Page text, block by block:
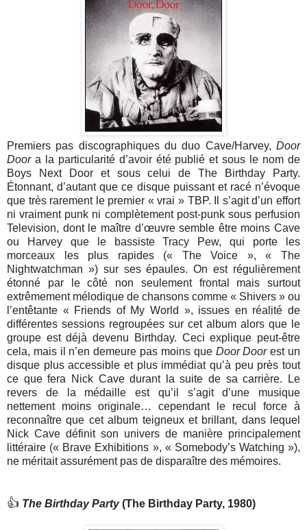
Premiers pas discographiques du duo Cave/Harvey, Door
Doora la particularité d’avoir été publié et sous le nom de
Boys Next Door et sous celui de The Birthday Party.
Étonnant, d’autant que ce disque puissant et racé n’évoque
que très rarement le premier « vrai » TBP. Il s’agit d’un effort
ni vraiment punk ni complètement post-punk sous perfusion
Television, dont le maître d’œuvre semble être moins Cave
ou Harvey que le bassiste Tracy Pew, qui porte les
morceaux les plus rapides (« The Voice », « The
Nightwatchman ») sur ses épaules. On est régulièrement
étonné par le côté non seulement frontal mais surtout
extrêmement mélodique de chansons comme « Shivers » ou
l’entêtante « Friends of My World », issues en réalité de
différentes sessions regroupées sur cet album alors que le
groupe est déjà devenu Birthday. Ceci explique peut-être
cela, mais il n’en demeure pas moins que Door Doorest un
disque plus accessible et plus immédiat qu’à peu près tout
ce que fera Nick Cave durant la suite de sa carrière. Le
revers de la médaille est qu’il s’agit d’une musique
nettement moins originale… cependant le recul force à
reconnaître que cet album teigneux et brillant, dans lequel
Nick Cave définit son univers de manière principalement
littéraire (« Brave Exhibitions », « Somebody’s Watching »),
ne méritait assurément pas de disparaître des mémoires.
👍 The Birthday Party(The Birthday Party, 1980)